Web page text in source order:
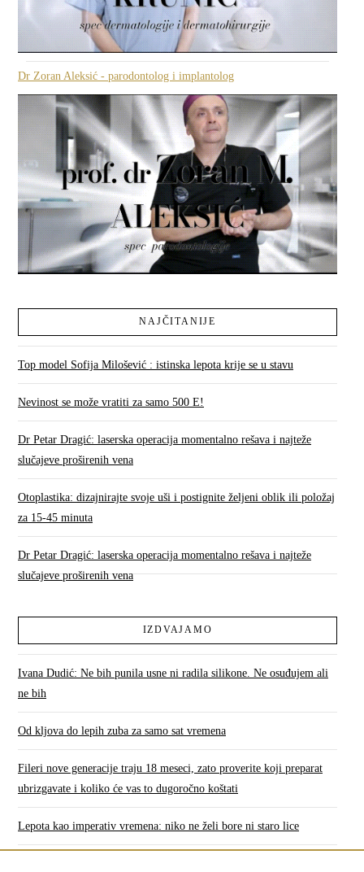
Dr Zoran Aleksić - parodontolog i implantolog
NAJČITANIJE
Top model Sofija Milošević : istinska lepota krije se u stavu
Nevinost se može vratiti za samo 500 E!
Dr Petar Dragić: laserska operacija momentalno rešava i najteže
slučajeve proširenih vena
Otoplastika: dizajnirajte svoje uši i postignite željeni oblik ili položaj
za 15-45 minuta
Dr Petar Dragić: laserska operacija momentalno rešava i najteže
slučajeve proširenih vena
IZDVAJAMO
Ivana Dudić: Ne bih punila usne ni radila silikone. Ne osuđujem ali
ne bih
Od kljova do lepih zuba za samo sat vremena
Fileri nove generacije traju 18 meseci, zato proverite koji preparat
ubrizgavate i koliko će vas to dugoročno koštati
Lepota kao imperativ vremena: niko ne želi bore ni staro lice